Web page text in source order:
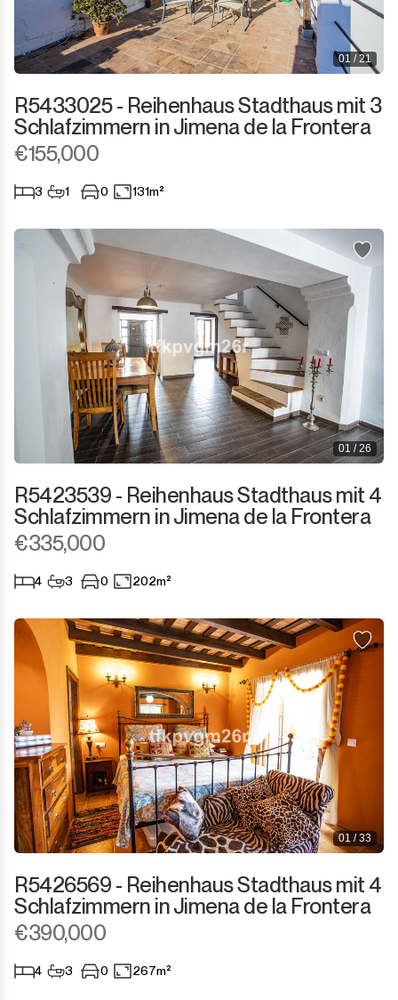
01 / 21
R5433025 - Reihenhaus Stadthaus mit 3
Schlafzimmern in Jimena de la Frontera
€155,000
3 1 0 131m²
01 / 26
R5423539 - Reihenhaus Stadthaus mit 4
Schlafzimmern in Jimena de la Frontera
€335,000
4 3 0 202m²
01 / 33
R5426569 - Reihenhaus Stadthaus mit 4
Schlafzimmern in Jimena de la Frontera
€390,000
4 3 0 267m²